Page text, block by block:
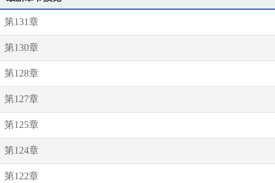
第131章
第130章
第128章
第127章
第125章
第124章
第122章